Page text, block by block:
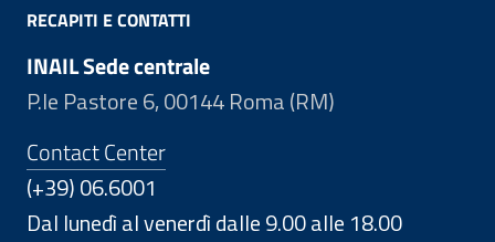
RECAPITI E CONTATTI
INAIL Sede centrale
P.le Pastore 6, 00144 Roma (RM)
Contact Center
(+39) 06.6001
Dal lunedì al venerdì dalle 9.00 alle 18.00